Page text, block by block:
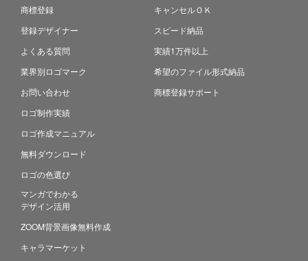
商標登録
登録デザイナー
よくある質問
業界別ロゴマーク
お問い合わせ
ロゴ制作実績
ロゴ作成マニュアル
無料ダウンロード
ロゴの色選び
マンガでわかる
デザイン活用
ZOOM背景画像無料作成
キャラマーケット
キャンセルＯＫ
スピード納品
実績1万件以上
希望のファイル形式納品
商標登録サポート